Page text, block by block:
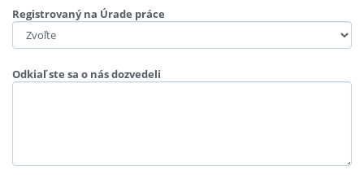
Registrovaný na Úrade práce
Odkiaľ ste sa o nás dozvedeli